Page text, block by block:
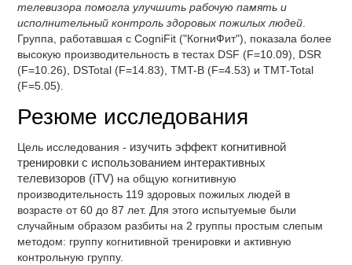
телевизора помогла улучшить рабочую память и
исполнительный контроль здоровых пожилых людей
Группа, работавшая с CogniFit ("КогниФит"), показала более
высокую производительность в тестах DSF (F=10.09), DSR
(F=10.26), DSTotal (F=14.83), TMT-B (F=4.53) и TMT-Total
(F=5.05).
Резюме исследования
Цель исследования - изучить эффект когнитивной
тренировки с использованием интерактивных
телевизоров (iTV) на общую когнитивную
производительность 119 здоровых пожилых людей в
возрасте от 60 до 87 лет. Для этого испытуемые были
случайным образом разбиты на 2 группы простым слепым
методом: группу когнитивной тренировки и активную
контрольную группу.